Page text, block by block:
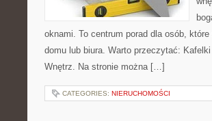
oknami. To centrum porad dla osób,
domu lub biura. Warto przeczytać:
Wnętrz. Na stronie można […]
CATEGORIES: NIERUCHOMOŚCI